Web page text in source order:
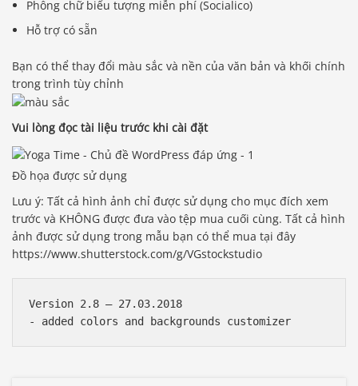
Phông chữ biểu tượng miễn phí (Socialico)
Hỗ trợ có sẵn
Bạn có thể thay đổi màu sắc và nền của văn bản và khối chính
trong trình tùy chỉnh
Vui lòng đọc tài liệu trước khi cài đặt
Đồ họa được sử dụng
Lưu ý: Tất cả hình ảnh chỉ được sử dụng cho mục đích xem
trước và KHÔNG được đưa vào tệp mua cuối cùng. Tất cả hình
ảnh được sử dụng trong mẫu bạn có thể mua tại đây
https://www.shutterstock.com/g/VGstockstudio
Version 2.8 – 27.03.2018